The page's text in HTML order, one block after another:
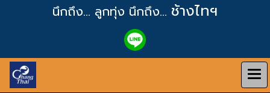
นึกถึง... ลูกทุ่ง นึกถึง... ช้างไทฯ